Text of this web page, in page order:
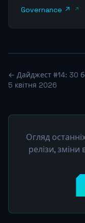
Governance ↗
← Дайджест #14: 30
5 квітня 2026
Огляд
релізи, зміни